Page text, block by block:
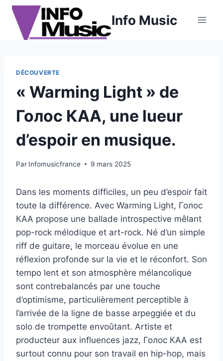
Aller
contenu
Info Music
DÉCOUVERTE
« Warming Light » de
Голос КАА, une lueur
d’espoir en musique.
Par Infomusicfrance 9 mars 2025
Dans les moments difficiles, un peu d’espoir fait
toute la différence. Avec Warming Light, Голос
КАА propose une ballade introspective mêlant
pop-rock mélodique et art-rock. Né d’un simple
riff de guitare, le morceau évolue en une
réflexion profonde sur la vie et le réconfort. Son
tempo lent et son atmosphère mélancolique
sont contrebalancés par une touche
d’optimisme, particulièrement perceptible à
l’arrivée de la ligne de basse arpeggiée et du
solo de trompette envoûtant. Artiste et
producteur aux influences jazz, Голос КАА est
surtout connu pour son travail en hip-hop, mais